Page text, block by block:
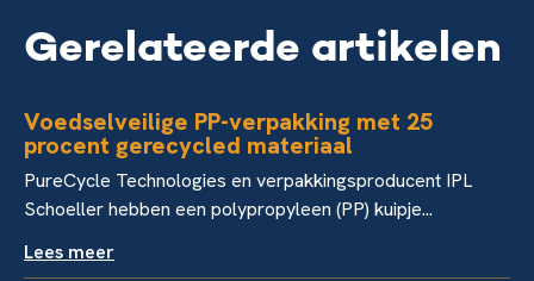
Gerelateerde artikelen
Voedselveilige PP-verpakking met 25
procent gerecycled materiaal
PureCycle Technologies en verpakkingsproducent IPL
Schoeller hebben een polypropyleen (PP) kuipje...
Lees meer